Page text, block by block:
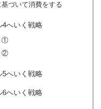
づいて消費をする
4へいく戦略
①
②
5へいく戦略
6へいく戦略